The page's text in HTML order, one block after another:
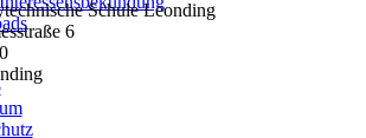
Schule Leonding
6